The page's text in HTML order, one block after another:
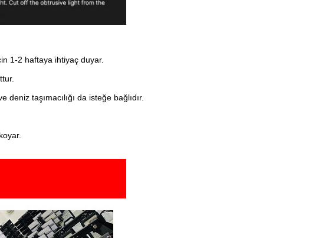
1-2 haftaya ihtiyaç duyar.
taşımacılığı da isteğe bağlıdır.